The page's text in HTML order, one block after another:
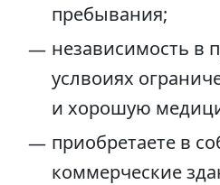
пребывания;
независимость в
услвоиях
и хорошую
приобретаете в
коммерческие